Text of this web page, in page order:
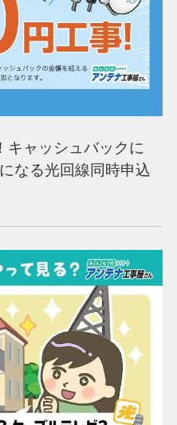
ャッシュバックに
なる光回線同時申込